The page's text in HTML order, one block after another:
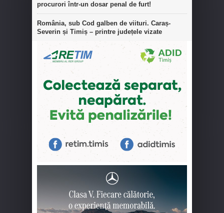
procurori într-un dosar penal de furt!
România, sub Cod galben de viituri. Caraș-
Severin și Timiș – printre județele vizate